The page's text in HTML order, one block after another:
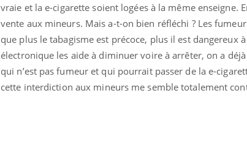
vraie et la e-cigarette soient logées à la même enseigne.
vente aux mineurs. Mais a-t-on bien réfléchi ? Les
que plus le tabagisme est précoce, plus il est dangereux
électronique les aide à diminuer voire à arrêter, on a
qui n’est pas fumeur et qui pourrait passer de la e-
cette interdiction aux mineurs me semble totalement